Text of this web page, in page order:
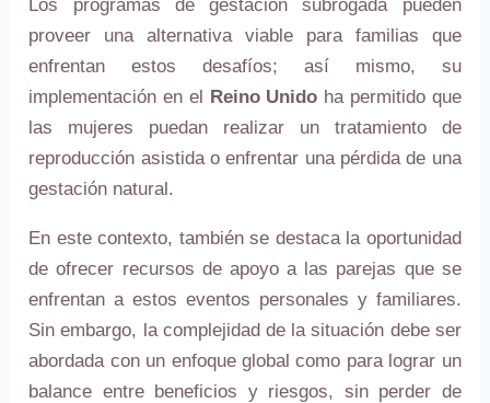
Los programas de gestación subrogada pueden
proveer una alternativa viable para familias que
enfrentan estos desafíos; así mismo, su
implementación en el Reino Unido ha permitido que
las mujeres puedan realizar un tratamiento de
reproducción asistida o enfrentar una pérdida de una
gestación natural.
En este contexto, también se destaca la oportunidad
de ofrecer recursos de apoyo a las parejas que se
enfrentan a estos eventos personales y familiares.
Sin embargo, la complejidad de la situación debe ser
abordada con un enfoque global como para lograr un
balance entre beneficios y riesgos, sin perder de